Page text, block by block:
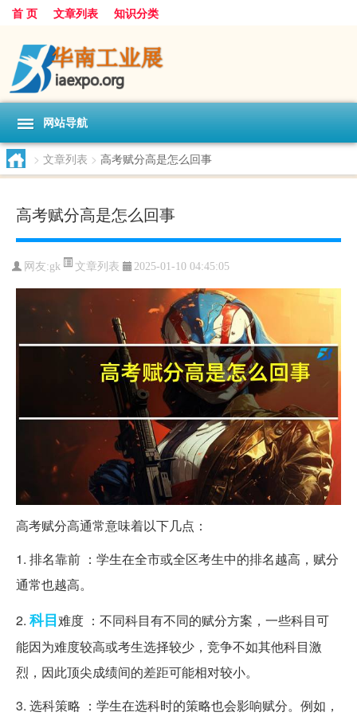
首 页 文章列表 知识分类
网站导航
> 文章列表 > 高考赋分高是怎么回事
高考赋分高是怎么回事
网友:gk 文章列表 2025-01-10 04:45:05
高考赋分高通常意味着以下几点：
1. 排名靠前 ：学生在全市或全区考生中的排名越高，赋分
通常也越高。
2. 科目难度 ：不同科目有不同的赋分方案，一些科目可
能因为难度较高或考生选择较少，竞争不如其他科目激
烈，因此顶尖成绩间的差距可能相对较小。
3. 选科策略 ：学生在选科时的策略也会影响赋分。例如，